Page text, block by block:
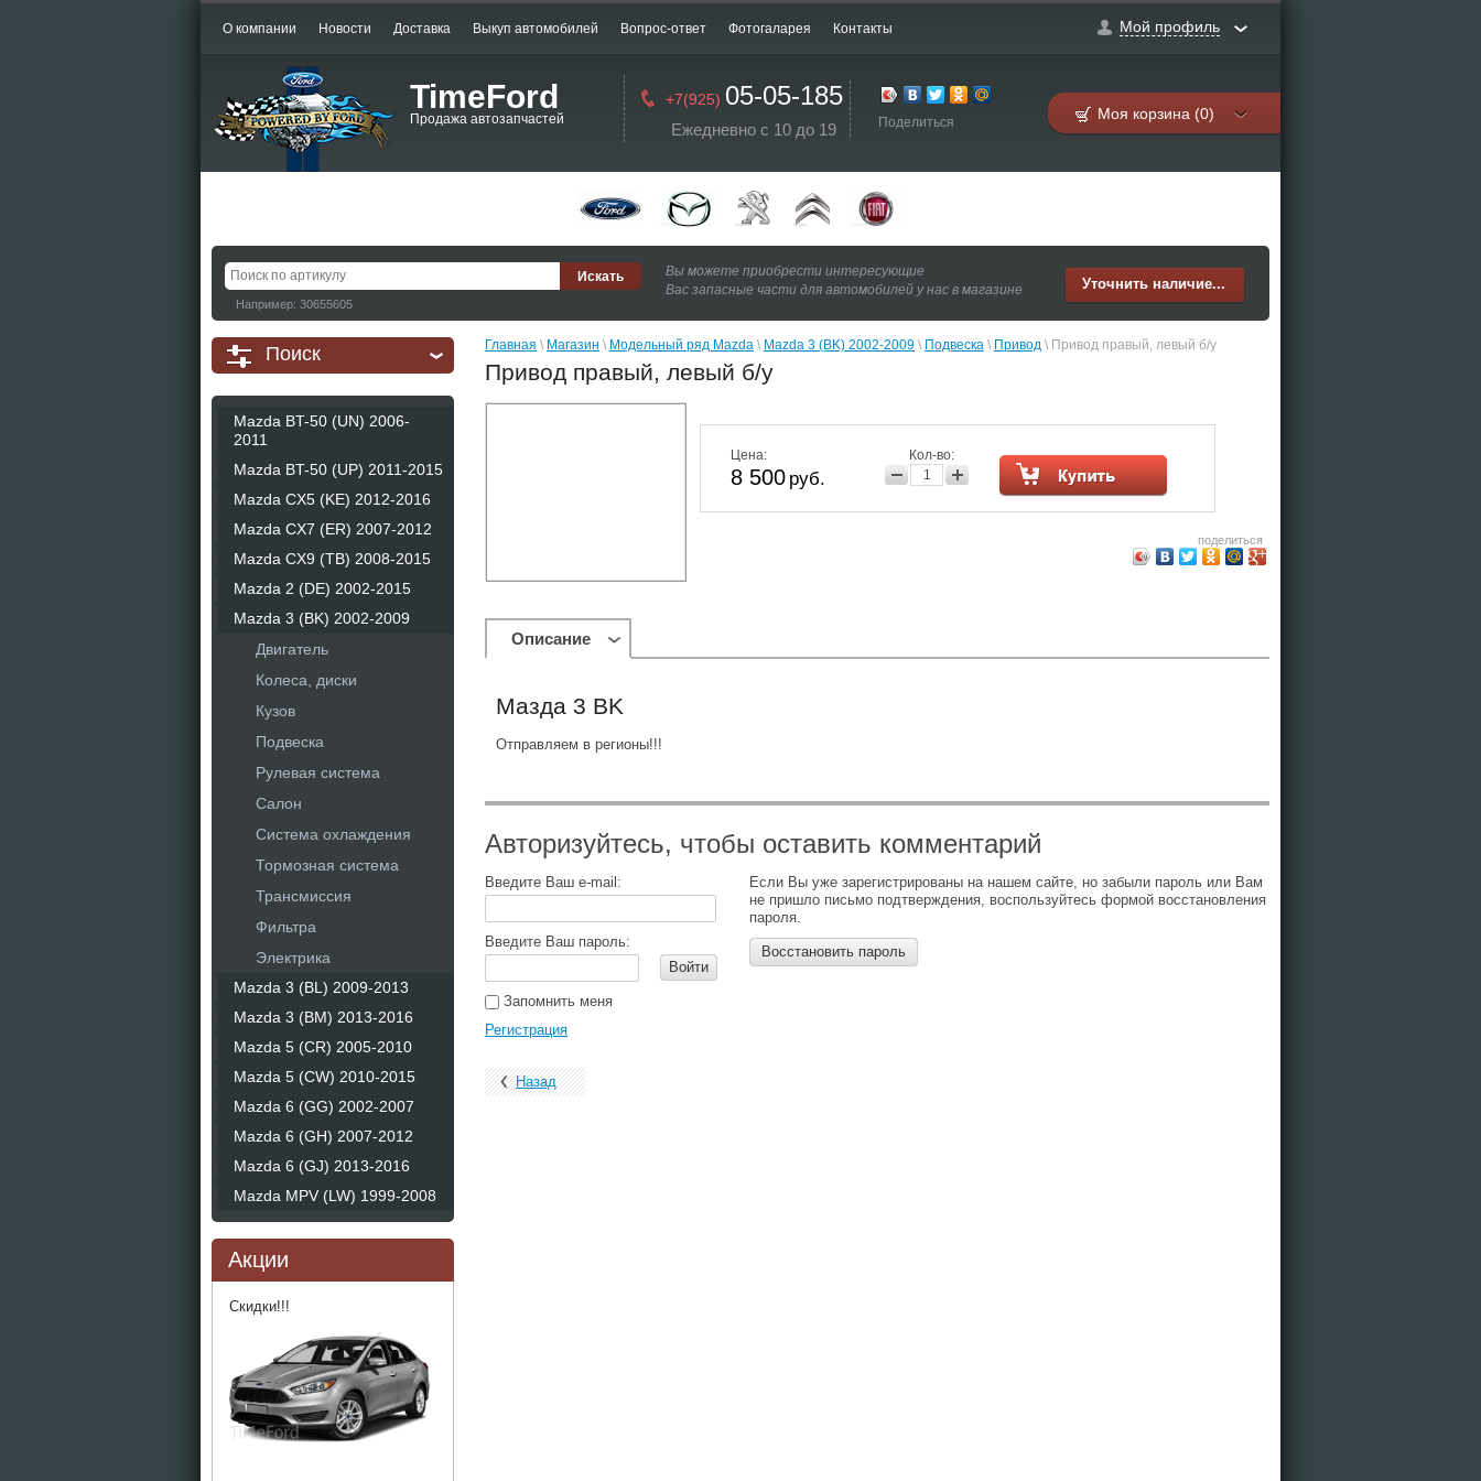
О компании Новости Доставка Выкуп автомобилей Вопрос-ответ Фотогаларея Контакты Мой профиль
TimeFord
Продажа автозапчастей
+7(925) 05-05-185
Ежедневно с 10 до 19 Поделиться Моя корзина (0)
Например: 30655605
Вы можете приобрести интересующие
Вас запасные части для автомобилей у нас в магазине
Уточнить наличие...
Поиск
Mazda BT-50 (UN) 2006-
2011
Mazda BT-50 (UP) 2011-2015
Mazda CX5 (KE) 2012-2016
Mazda CX7 (ER) 2007-2012
Mazda CX9 (TB) 2008-2015
Mazda 2 (DE) 2002-2015
Mazda 3 (BK) 2002-2009
Двигатель
Колеса, диски
Кузов
Подвеска
Рулевая система
Салон
Система охлаждения
Тормозная система
Трансмиссия
Фильтра
Электрика
Mazda 3 (BL) 2009-2013
Mazda 3 (BM) 2013-2016
Mazda 5 (CR) 2005-2010
Mazda 5 (CW) 2010-2015
Mazda 6 (GG) 2002-2007
Mazda 6 (GH) 2007-2012
Mazda 6 (GJ) 2013-2016
Mazda MPV (LW) 1999-2008
Акции
Скидки!!!
Главная \ Магазин \ Модельный ряд Mazda \ Mazda 3 (BK) 2002-2009 \ Подвеска \ Привод \ Привод правый, левый б/у
Привод правый, левый б/у
Цена:
8 500 руб.
Кол-во:
поделиться
Описание
Мазда 3 BK
Отправляем в регионы!!!
Авторизуйтесь, чтобы оставить комментарий
Введите Ваш e-mail:
Введите Ваш пароль:
Войти
Запомнить меня
Регистрация
Если Вы уже зарегистрированы на нашем сайте, но забыли пароль или Вам
не пришло письмо подтверждения, воспользуйтесь формой восстановления
пароля.
Восстановить пароль
Назад